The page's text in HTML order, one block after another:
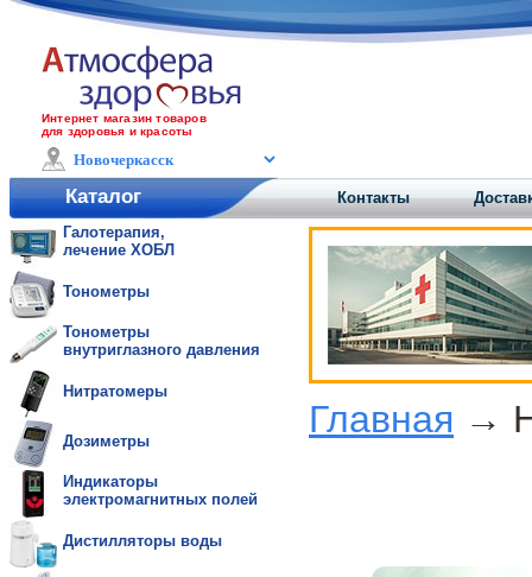
Интернет магазин товаров
для здоровья и красоты
Каталог Контакты
Галотерапия,
лечение ХОБЛ
Тонометры
Тонометры
внутриглазного давления
Нитратомеры
Дозиметры
Индикаторы
электромагнитных полей
Дистилляторы воды
Главная →